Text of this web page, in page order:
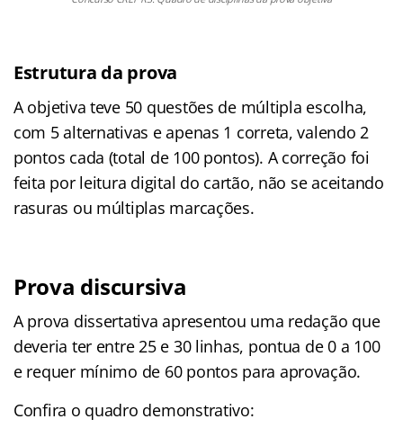
Estrutura da prova
A objetiva teve 50 questões de múltipla escolha,
com 5 alternativas e apenas 1 correta, valendo 2
pontos cada (total de 100 pontos). A correção foi
feita por leitura digital do cartão, não se aceitando
rasuras ou múltiplas marcações.
Prova discursiva
A prova dissertativa apresentou uma redação que
deveria ter entre 25 e 30 linhas, pontua de 0 a 100
e requer mínimo de 60 pontos para aprovação.
Confira o quadro demonstrativo: